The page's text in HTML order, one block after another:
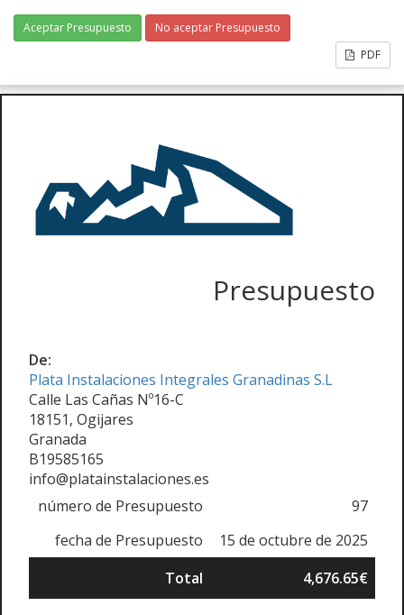
Aceptar Presupuesto
No aceptar Presupuesto
PDF
Presupuesto
De:
Plata Instalaciones Integrales Granadinas S.L
Calle Las Cañas Nº16-C
18151, Ogijares
Granada
B19585165
info@platainstalaciones.es
número de Presupuesto
97
fecha de Presupuesto
15 de octubre de 2025
Total
4,676.65€